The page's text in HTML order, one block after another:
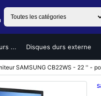
... Disques durs externe
SAMSUNG CB22WS - 22 '' -